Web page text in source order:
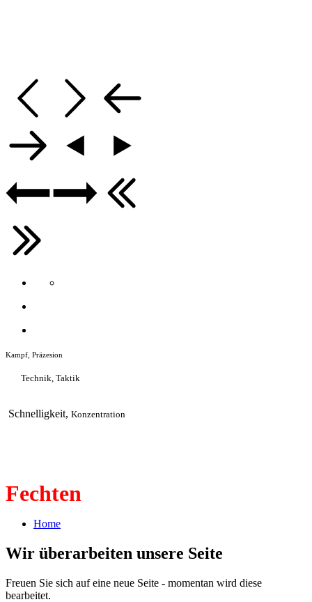
Kampf, Präzesion
Technik, Taktik
Schnelligkeit, Konzentration
Fechten
Home
Wir überarbeiten unsere Seite
Freuen Sie sich auf eine neue Seite - momentan wird diese
bearbeitet.